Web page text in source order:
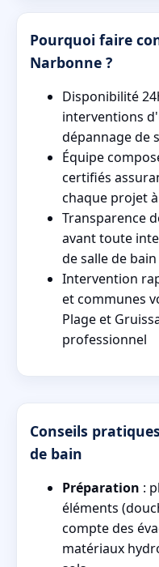
Pourquoi faire
Narbonne ?
Disponibilité
interventions
dépannage de
Équipe
certifiés
chaque projet
Transparence
avant toute
de salle de
Intervention
et communes
Plage et
professionnel
Conseils
de bain
Préparation :
éléments
compte des
matériaux